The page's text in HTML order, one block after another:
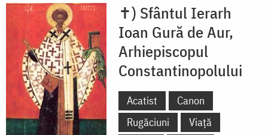
✝) Sfântul Ierarh
Ioan Gură de Aur,
Arhiepiscopul
Constantinopolului
Acatist
Canon
Rugăciuni
Viață